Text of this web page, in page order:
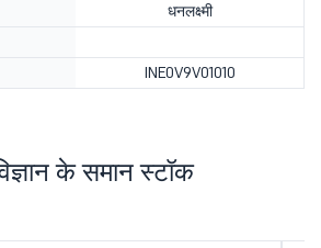
धनलक्ष्मी
INE0V9V01010
के समान स्टॉक